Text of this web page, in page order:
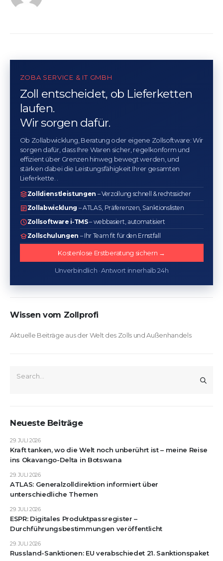
ZOBA SERVICE & IT GMBH
Zoll entscheidet, ob Lieferketten
laufen.
Wir sorgen dafür.
Ob Zollabwicklung, Beratung oder eigene Zollsoftware: Wir
sorgen dafür, dass Ihre Waren sicher, regelkonform und
effizient über Grenzen hinweg bewegt werden, und
stärken dabei die Leistungsfähigkeit Ihrer gesamten
Lieferkette. .
Zolldienstleistungen – Verzollung schnell & rechtssicher
Zollabwicklung – ATLAS, Präferenzen, Sanktionslisten
Zollsoftware i‑TMS– webbasiert, automatisiert
Zollschulungen – Ihr Team fit für den Ernstfall
Kostenlose Erstberatung sichern →
Unverbindlich · Antwort innerhalb 24h
Wissen vom Zollprofi
Aktuelle Beiträge aus der Welt des Zolls und Außenhandels
Neueste Beiträge
Kraft tanken, wo die Welt noch unberührt ist – meine Reise
ins Okavango-Delta in Botswana
29. JULI 2026
ATLAS: Generalzolldirektion informiert über
unterschiedliche Themen
29. JULI 2026
ESPR: Digitales Produktpassregister –
Durchführungsbestimmungen veröffentlicht
29. JULI 2026
Russland-Sanktionen: EU verabschiedet 21. Sanktionspaket
29. JULI 2026